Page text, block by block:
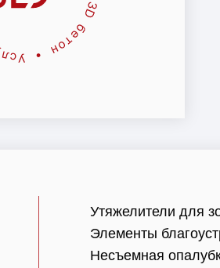
Утяжелители для
Элементы
Несъемная